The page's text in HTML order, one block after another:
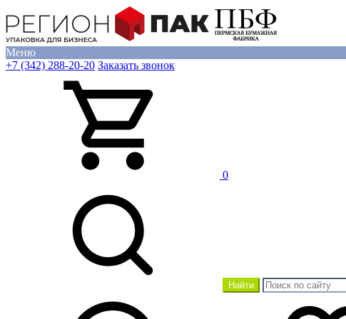
Меню
+7 (342) 288-20-20 Заказать звонок
0
Найти